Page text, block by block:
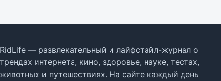
RidLife — развлекательный и лайфстайл-журнал о
трендах интернета, кино, здоровье, науке, тестах,
животных и путешествиях. На сайте каждый день